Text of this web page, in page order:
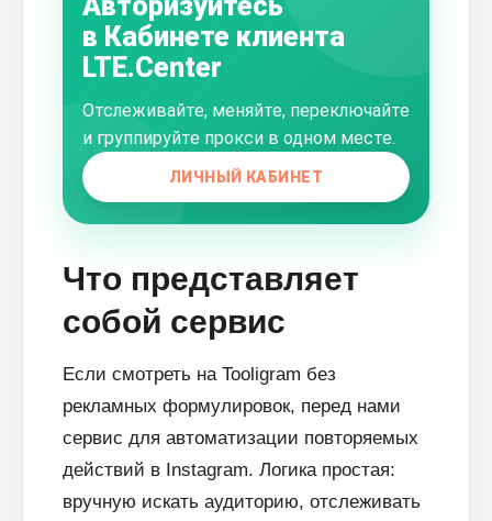
в Кабинете клиента
LTE.Center
Отслеживайте, меняйте, переключайте
и группируйте прокси в одном месте.
ЛИЧНЫЙ КАБИНЕТ
Что представляет
собой сервис
Если смотреть на Tooligram без
рекламных формулировок, перед нами
сервис для автоматизации повторяемых
действий в Instagram. Логика простая:
вручную искать аудиторию, отслеживать